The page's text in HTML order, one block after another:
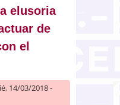
elusoria
de
el
14/03/2018 -